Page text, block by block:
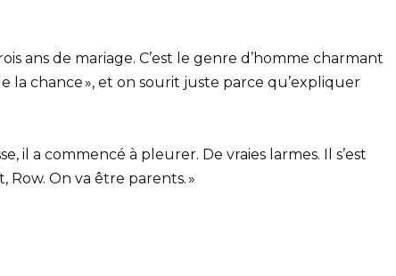
ans de mariage. C’est le genre d’homme charmant
la chance », et on sourit juste parce qu’expliquer
il a commencé à pleurer. De vraies larmes. Il s’est
Row. On va être parents. »